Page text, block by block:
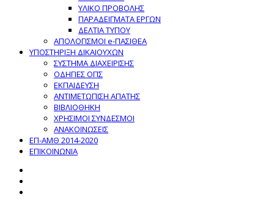
ΥΛΙΚΟ ΠΡΟΒΟΛΗΣ
ΠΑΡΑΔΕΙΓΜΑΤΑ ΕΡΓΩΝ
ΔΕΛΤΙΑ ΤΥΠΟΥ
ΑΠΟΛΟΓΙΣΜΟΙ e-ΠΑΣΙΘΕΑ
ΥΠΟΣΤΗΡΙΞΗ ΔΙΚΑΙΟΥΧΩΝ
ΣΥΣΤΗΜΑ ΔΙΑΧΕΙΡΙΣΗΣ
ΟΔΗΓΙΕΣ ΟΠΣ
ΕΚΠΑΙΔΕΥΣΗ
ΑΝΤΙΜΕΤΩΠΙΣΗ ΑΠΑΤΗΣ
ΒΙΒΛΙΟΘΗΚΗ
ΧΡΗΣΙΜΟΙ ΣΥΝΔΕΣΜΟΙ
ΑΝΑΚΟΙΝΩΣΕΙΣ
ΕΠ-ΑΜΘ 2014-2020
ΕΠΙΚΟΙΝΩΝΙΑ